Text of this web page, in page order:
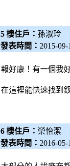
5 樓住戶： 孫淑玲
發表時間： 2015-09-
報好康！有一個我
在這裡能快速找到
6 樓住戶： 榮怡潔
發表時間： 2016-05-